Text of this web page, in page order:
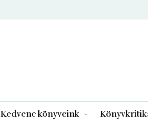
Kedvenc könyveink